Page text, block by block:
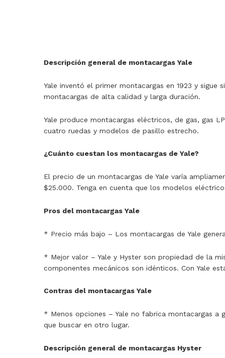
Descripción general de montacargas Yale
Yale inventó el primer montacargas en 1923 y
montacargas de alta calidad y larga duración.
Yale produce montacargas eléctricos, de gas, gas
cuatro ruedas y modelos de pasillo estrecho.
¿Cuánto cuestan los montacargas de Yale?
El precio de un montacargas de Yale varía
$25.000. Tenga en cuenta que los modelos
Pros del montacargas Yale
* Precio más bajo – Los montacargas de Yale
* Mejor valor – Yale y Hyster son propiedad de la
componentes mecánicos son idénticos. Con Yale
Contras del montacargas Yale
* Menos opciones – Yale no fabrica montacargas a
que buscar en otro lugar.
Descripción general de montacargas Hyster